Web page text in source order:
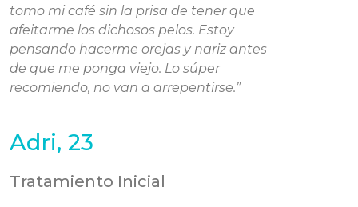
tomo mi café sin la prisa de tener que
afeitarme los dichosos pelos. Estoy
pensando hacerme orejas y nariz antes
de que me ponga viejo. Lo súper
recomiendo, no van a arrepentirse.”
Adri, 23
Tratamiento Inicial